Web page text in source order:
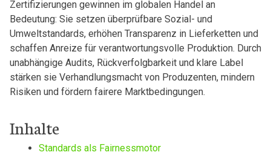
Zertifizierungen gewinnen im globalen Handel an
Bedeutung: Sie setzen überprüfbare Sozial- und
Umweltstandards, erhöhen Transparenz in Lieferketten und
schaffen Anreize für verantwortungsvolle Produktion. Durch
unabhängige Audits, Rückverfolgbarkeit und klare Label
stärken sie Verhandlungsmacht von Produzenten, mindern
Risiken und fördern fairere Marktbedingungen.
Inhalte
Standards als Fairnessmotor